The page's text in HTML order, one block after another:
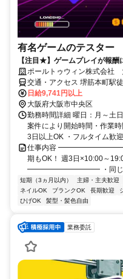
有名ゲームのテスター
【注目★】ゲームプレイが報
ポールトゥウィン株式会社
交通・アクセス 堺筋本町駅
日給9,741円以上
大阪府大阪市中央区
勤務時間詳細 曜日：月～土
案件により開始時間・作業
3日以上OK ・フルタイム歓
仕事内容 ━━━━━━━━━━
期もOK！ 週3日×10:00～
━━━━━━━━━━ ・同じス
短期（3ヵ月以内） 主婦・主夫歓迎
ネイルOK
ブランクOK 長期歓迎
ひげOK
髪型・髪色自由
業務委託